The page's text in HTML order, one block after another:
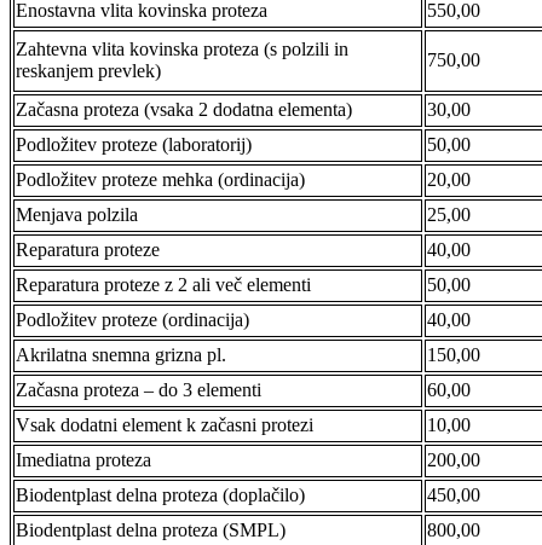
Enostavna vlita kovinska proteza
550,00
Zahtevna vlita kovinska proteza (s polzili in
reskanjem prevlek)
750,00
Začasna proteza (vsaka 2 dodatna elementa)
30,00
Podložitev proteze (laboratorij)
50,00
Podložitev proteze mehka (ordinacija)
20,00
Menjava polzila
25,00
Reparatura proteze
40,00
Reparatura proteze z 2 ali več elementi
50,00
Podložitev proteze (ordinacija)
40,00
Akrilatna snemna grizna pl.
150,00
Začasna proteza – do 3 elementi
60,00
Vsak dodatni element k začasni protezi
10,00
Imediatna proteza
200,00
Biodentplast delna proteza (doplačilo)
450,00
Biodentplast delna proteza (SMPL)
800,00